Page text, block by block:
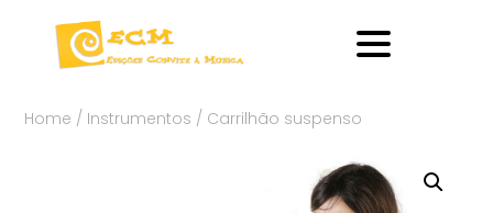
Home / Instrumentos / Carrilhão suspenso